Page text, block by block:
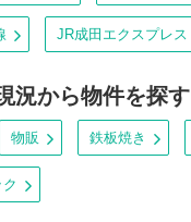
JR成田エクスプレス
況から物件を探す
物販 鉄板焼き